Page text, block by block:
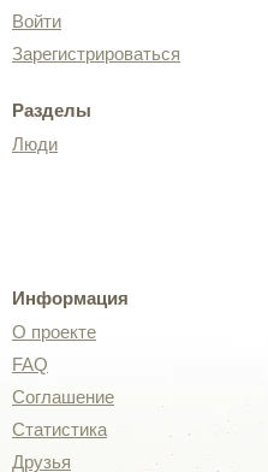
Войти
Зарегистрироваться
Разделы
Люди
Информация
О проекте
FAQ
Соглашение
Статистика
Друзья